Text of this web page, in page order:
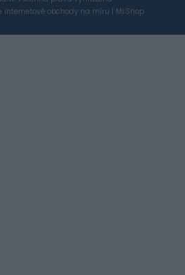
internetové obchody na míru | MI:Shop